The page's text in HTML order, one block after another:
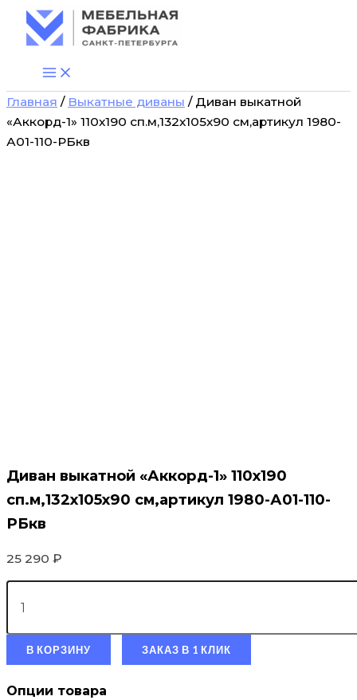
Перейти
содержимому
Главная / Выкатные диваны / Диван выкатной
«Аккорд-1» 110х190 сп.м,132х105х90 см,артикул 1980-
А01-110-РБкв
Диван выкатной «Аккорд-1» 110х190
сп.м,132х105х90 см,артикул 1980-А01-110-
РБкв
25 290 ₽
Количество
товара
Диван
"Аккорд-1"
сп.м,132х105х90
см,артикул
1980-
А01-
В КОРЗИНУ ЗАКАЗ В 1 КЛИК
Опции товара